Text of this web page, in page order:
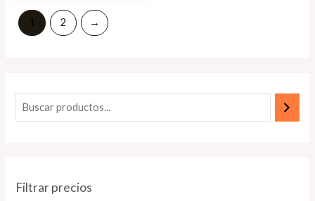
Filtrar precios
1 2 →